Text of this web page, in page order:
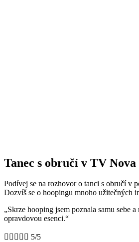
Tanec s obručí v TV Nova
Podívej se na rozhovor o tanci s obručí v
Dozvíš se o hoopingu mnoho užitečných
„Skrze hooping jsem poznala samu sebe
opravdovou esenci.“
     5/5